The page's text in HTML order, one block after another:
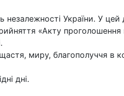
України. У цей
«Акту
миру, благополуччя в
дні.